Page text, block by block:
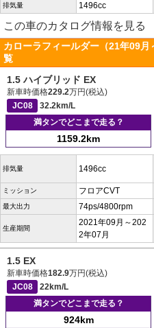
排気量 1496cc
この車のカタログ情報を見る
カローラフィールダー（21年09
覧
1.5 ハイブリッド EX
新車時価格229.2万円(税込)
JC08
32.2km/L
満タンでどこまで走る？
1159.2km
排気量 1496cc
ミッション フロアCVT
最大出力 74ps/4800rpm
生産期間
2021年09月～202
2年07月
1.5 EX
新車時価格182.9万円(税込)
JC08
22km/L
満タンでどこまで走る？
924km